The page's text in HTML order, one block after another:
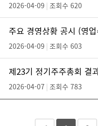
2026-04-09 | 조회수 620
2026-04-09 | 조회수 603
제23기 정기주주총회 결
2026-04-07 | 조회수 783